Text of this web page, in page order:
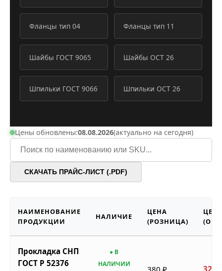
Фланцы тип 04 Фланцы тип 11
Шайбы ГОСТ 9065 Шайбы ОСТ 26
Шпильки ГОСТ 9066 Шпильки ОСТ 26
Цены обновлены:08.08.2026(актуально на сегодня)
СКАЧАТЬ ПРАЙС-ЛИСТ (.PDF)
НАИМЕНОВАНИЕ
ПРОДУКЦИИ
НАЛИЧИЕ
ЦЕНА
(РОЗНИЦА)
Прокладка СНП
ГОСТ Р 52376
● В
НАЛИЧИИ
380 ₽ 323